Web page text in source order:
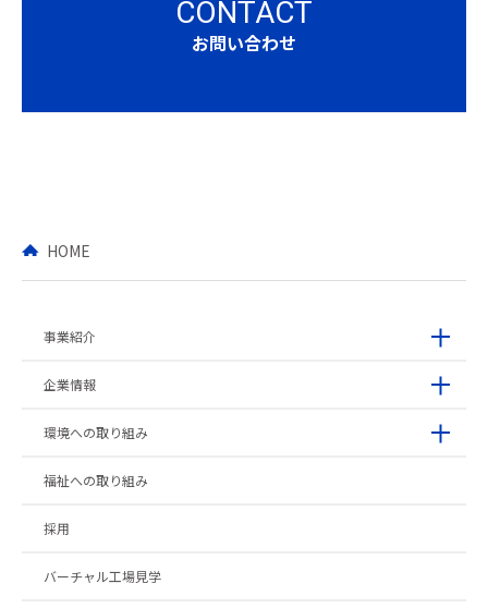
CONTACT
お問い合わせ
HOME
事業紹介
企業情報
環境への取り組み
福祉への取り組み
採用
バーチャル工場見学